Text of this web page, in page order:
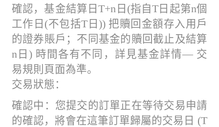
確認，基金結算日T+n日(指自T日起第n個
工作日(不包括T日)) 把贖回金額存入用戶
的證券賬戶；不同基金的贖回截止及結算
n日) 時間各有不同，詳見基金詳情— 交
易規則頁面為準。
交易狀態：
確認中：您提交的訂單正在等待交易申請
的確認，將會在這筆訂單歸屬的交易日 (T